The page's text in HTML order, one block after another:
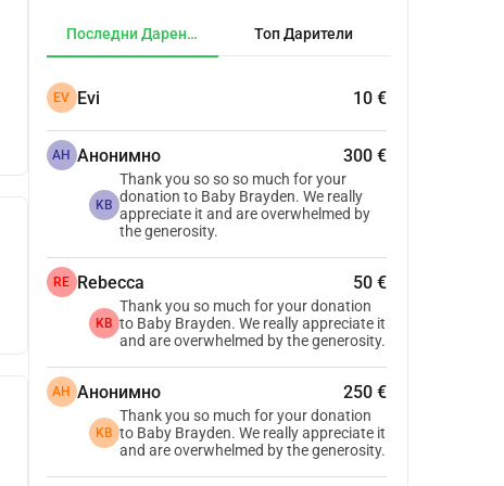
Последни Дарения Топ Дарители
EV Evi 10 €
АН Анонимно 300 €
KB
Thank you so so so much for your
donation to Baby Brayden. We really
appreciate it and are overwhelmed by
the generosity.
RE Rebecca 50 €
KB
Thank you so much for your donation
to Baby Brayden. We really appreciate it
and are overwhelmed by the generosity.
АН Анонимно 250 €
KB
Thank you so much for your donation
to Baby Brayden. We really appreciate it
and are overwhelmed by the generosity.